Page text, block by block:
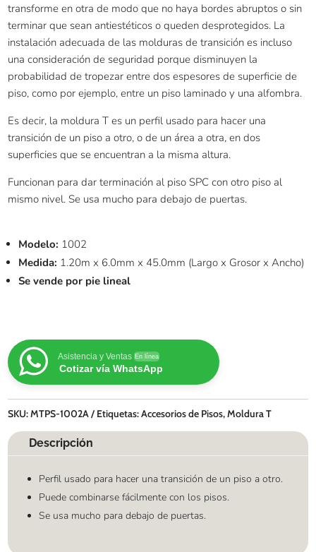
transforme en otra de modo que no haya bordes abruptos o sin
terminar que sean antiestéticos o queden desprotegidos. La
instalación adecuada de las molduras de transición es incluso
una consideración de seguridad porque disminuyen la
probabilidad de tropezar entre dos espesores de superficie de
piso, como por ejemplo, entre un piso laminado y una alfombra.
Es decir, la moldura T es un perfil usado para hacer una
transición de un piso a otro, o de un área a otra, en dos
superficies que se encuentran a la misma altura.
Funcionan para dar terminación al piso SPC con otro piso al
mismo nivel. Se usa mucho para debajo de puertas.
Modelo: 1002
Medida: 1.20m x 6.0mm x 45.0mm (Largo x Grosor x Ancho)
Se vende por pie lineal
Asistencia y Ventas En línea
Cotizar vía WhatsApp
SKU:MTPS-1002A Etiquetas:Accesorios de Pisos,Moldura T
Descripción
Perfil usado para hacer una transición de un piso a otro.
Puede combinarse fácilmente con los pisos.
Se usa mucho para debajo de puertas.